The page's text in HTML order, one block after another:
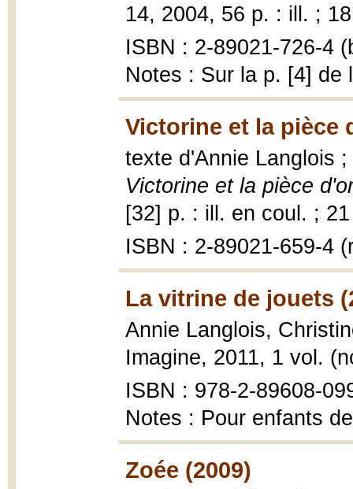
14, 2004, 56 p. : ill. ;
ISBN : 2-89021-726-4
Notes : Sur la p. [4] de
Victorine et la pièce
texte d'Annie Langlois
Victorine et la pièce
[32] p. : ill. en coul. ;
ISBN : 2-89021-659-4
La vitrine de jouets
Annie Langlois,
Imagine, 2011, 1 vol.
ISBN : 978-2-89608-
Notes : Pour enfants
Zoée (2009)